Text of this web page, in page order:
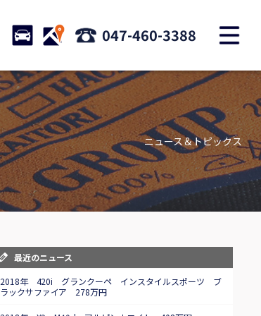
STOCK ACCESS 047-460-3388
店舗紹介
Shop information
お問い合わせ
Contact us
自動車保険
Car insurance
スタッフblog
ニュース＆トピックス
最近のニュース
2018年 420i グランクーペ インスタイルスポーツ ブ
ラックサファイア 278万円